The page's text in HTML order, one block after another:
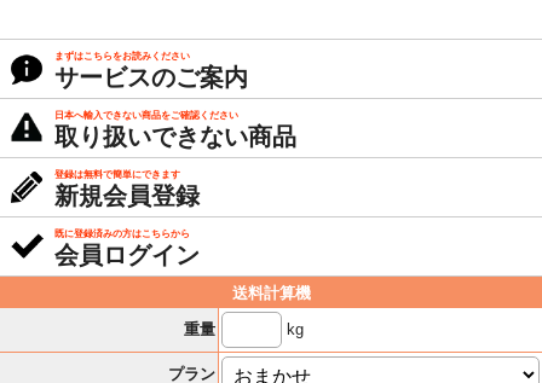
まずはこちらをお読みください
サービスのご案内
日本へ輸入できない商品をご確認ください
取り扱いできない商品
登録は無料で簡単にできます
新規会員登録
既に登録済みの方はこちらから
会員ログイン
送料計算機
重量
kg
プラン